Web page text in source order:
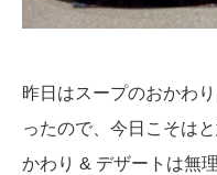
昨日はスープのおかわ
ったので、今日こそは
かわり & デザートは無理